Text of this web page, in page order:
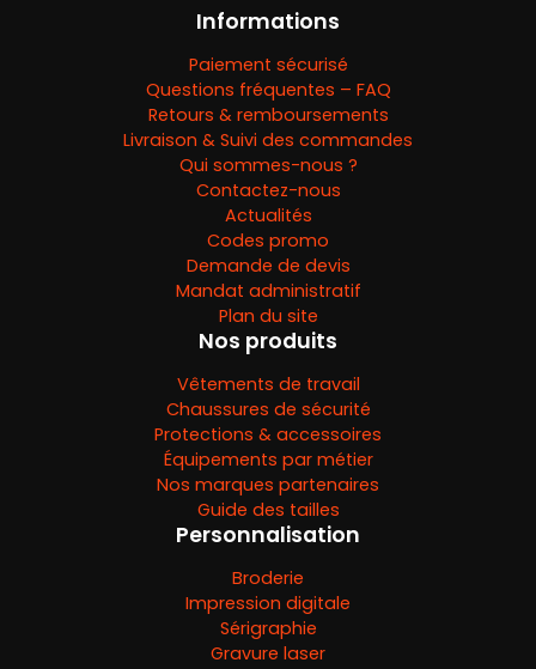
Informations
Paiement sécurisé
Questions fréquentes – FAQ
Retours & remboursements
Livraison & Suivi des commandes
Qui sommes-nous ?
Contactez-nous
Actualités
Codes promo
Demande de devis
Mandat administratif
Plan du site
Nos produits
Vêtements de travail
Chaussures de sécurité
Protections & accessoires
Équipements par métier
Nos marques partenaires
Guide des tailles
Personnalisation
Broderie
Impression digitale
Sérigraphie
Gravure laser